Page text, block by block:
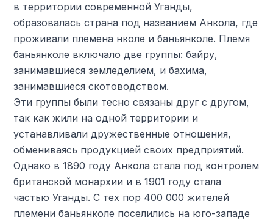
в территории современной Уганды,
образовалась страна под названием Анкола, где
проживали племена нколе и баньянколе. Племя
баньянколе включало две группы: байру,
занимавшиеся земледелием, и бахима,
занимавшиеся скотоводством.
Эти группы были тесно связаны друг с другом,
так как жили на одной территории и
устанавливали дружественные отношения,
обмениваясь продукцией своих предприятий.
Однако в 1890 году Анкола стала под контролем
британской монархии и в 1901 году стала
частью Уганды. С тех пор 400 000 жителей
племени баньянколе поселились на юго-западе